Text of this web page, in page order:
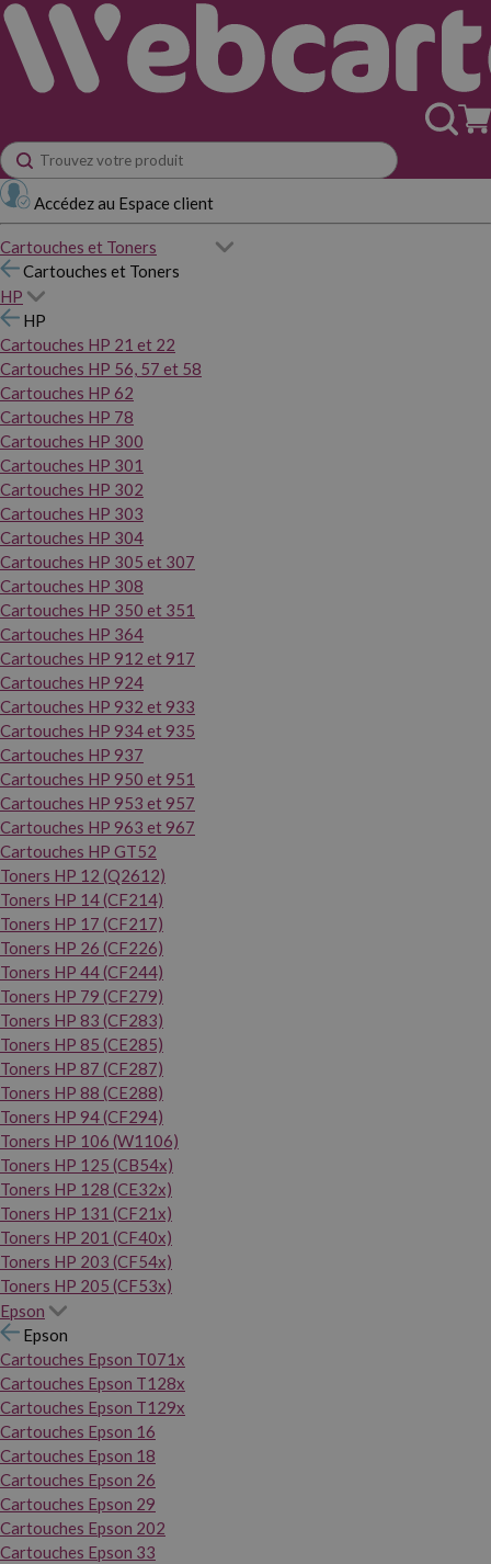
Accédez au Espace client
Cartouches et Toners
Cartouches et Toners
HP
HP
Cartouches HP 21 et 22
Cartouches HP 56, 57 et 58
Cartouches HP 62
Cartouches HP 78
Cartouches HP 300
Cartouches HP 301
Cartouches HP 302
Cartouches HP 303
Cartouches HP 304
Cartouches HP 305 et 307
Cartouches HP 308
Cartouches HP 350 et 351
Cartouches HP 364
Cartouches HP 912 et 917
Cartouches HP 924
Cartouches HP 932 et 933
Cartouches HP 934 et 935
Cartouches HP 937
Cartouches HP 950 et 951
Cartouches HP 953 et 957
Cartouches HP 963 et 967
Cartouches HP GT52
Toners HP 12 (Q2612)
Toners HP 14 (CF214)
Toners HP 17 (CF217)
Toners HP 26 (CF226)
Toners HP 44 (CF244)
Toners HP 79 (CF279)
Toners HP 83 (CF283)
Toners HP 85 (CE285)
Toners HP 87 (CF287)
Toners HP 88 (CE288)
Toners HP 94 (CF294)
Toners HP 106 (W1106)
Toners HP 125 (CB54x)
Toners HP 128 (CE32x)
Toners HP 131 (CF21x)
Toners HP 201 (CF40x)
Toners HP 203 (CF54x)
Toners HP 205 (CF53x)
Epson
Epson
Cartouches Epson T071x
Cartouches Epson T128x
Cartouches Epson T129x
Cartouches Epson 16
Cartouches Epson 18
Cartouches Epson 26
Cartouches Epson 29
Cartouches Epson 202
Cartouches Epson 33